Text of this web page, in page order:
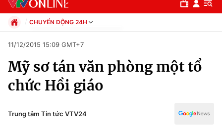
Chuyên mục
Chính trị
Xã hội
CHUYỂN ĐỘNG 24H
Xã hội
Pháp luật
Thể thao
Văn hóa - Giải trí
11/12/2015 15:09 GMT+7
Mỹ sơ tán văn phòng một tổ
chức Hồi giáo
Trung tâm Tin tức VTV24